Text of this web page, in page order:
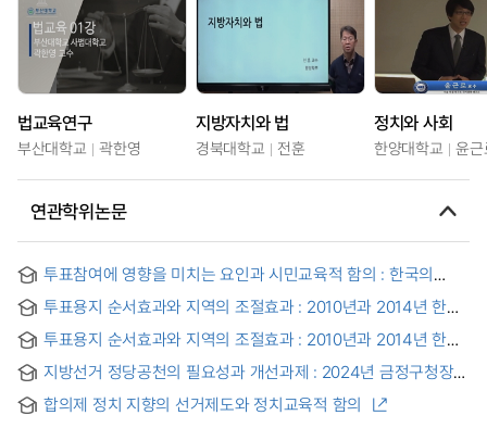
법교육연구
부산대학교 곽한영
지방자치와 법
경북대학교 전훈
정치와 사회
한양대학교 윤
연관학위논문
투표참여에 영향을 미치는 요인과 시민교육적 함의 : 한국의
투표용지 순서효과와 지역의 조절효과 : 2010년과 2014년 한국
The Moderate Effect by Region : Empirical Analyses of
2010 and 2014 Education Superintendent Elections in
Korea
투표용지 순서효과와 지역의 조절효과 : 2010년과 2014년 한국
and 2014 Education Superintendent Elections in Korea =
The Ballot Order Effect and The Moderate Effect by
Region
지방선거 정당공천의 필요성과 개선과제 : 2024년 금정구청장
Nominations in Local Elections and Tasks for Improvement
합의제 정치 지향의 선거제도와 정치교육적 함의